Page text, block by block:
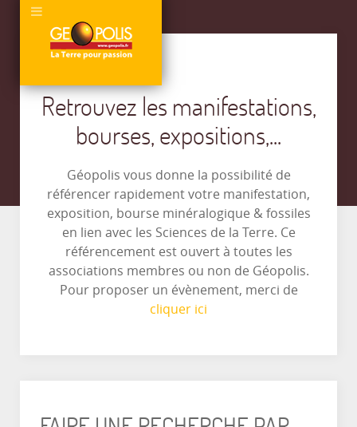
Retrouvez les manifestations,
bourses, expositions,...
Géopolis vous donne la possibilité de
référencer rapidement votre manifestation,
exposition, bourse minéralogique & fossiles
en lien avec les Sciences de la Terre. Ce
référencement est ouvert à toutes les
associations membres ou non de Géopolis.
Pour proposer un évènement, merci de
cliquer ici